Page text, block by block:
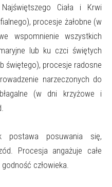
Ciała i Krwi
procesje żałobne (w
wspomnienie wszystkich
lub ku czci świętych
świętego), procesje radosne
narzeczonych do
(w dni krzyżowe i
posuwania się,
Procesja angażuje całe
człowieka.